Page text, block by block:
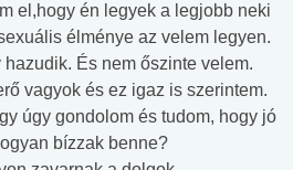
el,hogy én legyek a legjobb neki
élménye az velem legyen.
És nem őszinte velem.
vagyok és ez igaz is szerintem.
úgy gondolom és tudom, hogy jó
bízzak benne?